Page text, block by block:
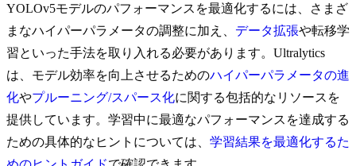
YOLOv5モデルのパフォーマンスを最適化するには、さまざ
まなハイパーパラメータの調整に加え、 データ拡張や転移学
習といった手法を取り入れる必要があります。Ultralytics
は、モデル効率を向上させるためのハイパーパラメータの進
化やプルーニング/スパース化に関する包括的なリソースを
提供しています。学習中に最適なパフォーマンスを達成する
ための具体的なヒントについては、 学習結果を最適化するた